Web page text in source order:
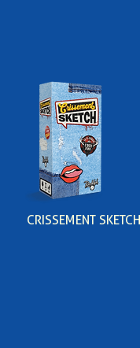
CRISSEMENT SKETCH